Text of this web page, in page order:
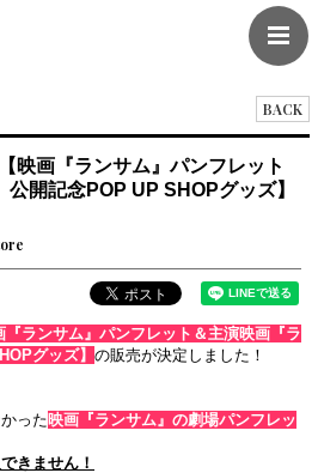
BACK
映画『ランサム』パンフレット
開記念POP UP SHOPグッズ】
『ランサム』パンフレット＆主演映画『ラ
グッズ】 の販売が決定しました！
った映画『ランサム』の劇場パンフレッ
きません！